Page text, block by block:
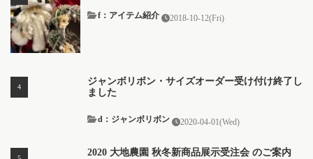
2018-10-12(Fri)
f：アイテム紹介
ジャンボリボン・サイズオーダー受け付け終了し
ました
2020-04-01(Wed)
d：ジャンボリボン
2020 大地農園 秋冬新商品展示受注会 のご案内